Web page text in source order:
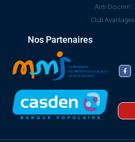
Anti-Discrim'
Club Avantages
Nos Partenaires